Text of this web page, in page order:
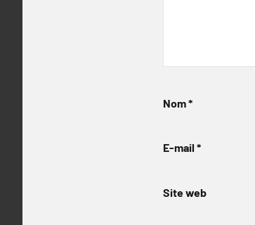
Nom*
E-mail *
Site web